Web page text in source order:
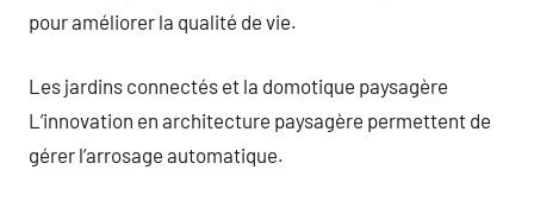
pour améliorer la qualité de vie.
Les jardins connectés et la domotique paysagère
L’innovation en architecture paysagère permettent de
gérer l’arrosage automatique.